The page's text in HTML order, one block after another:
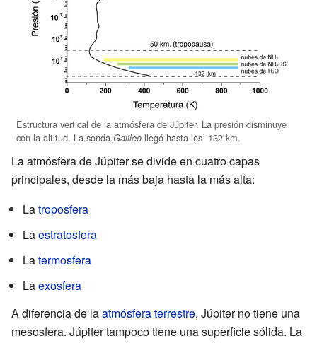
Estructura vertical de la atmósfera de Júpiter. La presión disminuye
con la altitud. La sonda Galileo llegó hasta los -132 km.
La atmósfera de Júpiter se divide en cuatro capas
principales, desde la más baja hasta la más alta:
Latroposfera
Laestratosfera
Latermosfera
Laexosfera
A diferencia de laatmósfera terrestre, Júpiter no tiene una
mesosfera. Júpiter tampoco tiene una superficie sólida. La